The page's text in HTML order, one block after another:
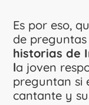
Es por eso,
de preguntas
historias de
la joven
preguntan si
cantante y